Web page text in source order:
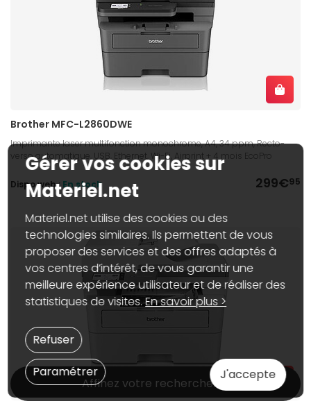
Brother MFC-L2860DWE
Imprimante laser multifonction monochrome, A4, 34 ppm, Recto-
verso automatique, USB, Ethernet, Wi-Fi, Airprint + 4 mois EcoPro
299€95
Dispo web :En stock
Affinez votre recherche
Gérer vos cookies sur
Materiel.net
Materiel.net utilise des cookies ou des
technologies similaires. Ils permettent de vous
proposer des services et des offres adaptés à
vos centres d’intérêt, de vous garantir une
meilleure expérience utilisateur et de réaliser des
statistiques de visites.En savoir plus >
J'accepte
Paramétrer
Refuser